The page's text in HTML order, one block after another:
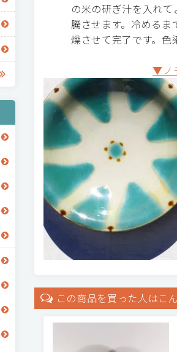
の米の研ぎ汁を入れ
騰させます。冷める
燥させて完了です。色
▼ノ
この商品を買った人はこ